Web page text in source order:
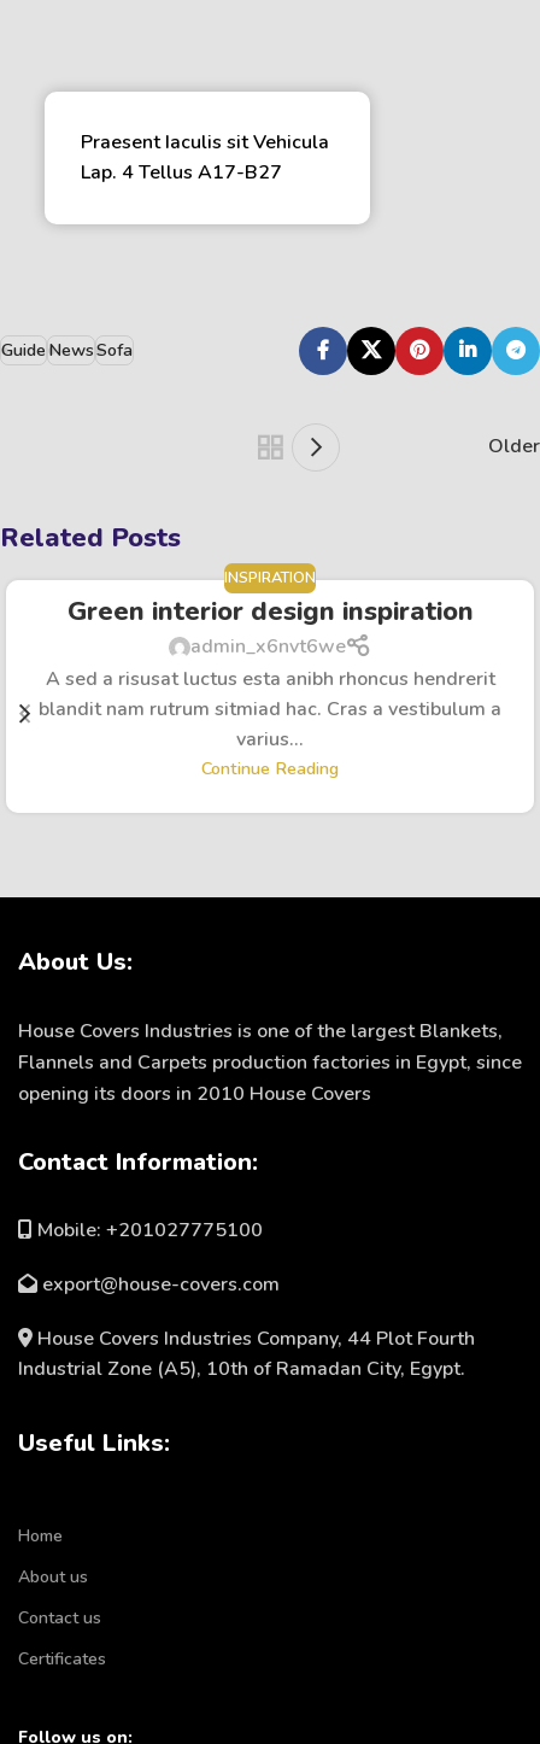
Praesent Iaculis sit Vehicula
Lap. 4 Tellus A17-B27
GuideNewsSofa
Older
Related Posts
INSPIRATION
Green interior design inspiration
admin_x6nvt6we
A sed a risusat luctus esta anibh rhoncus hendrerit
blandit nam rutrum sitmiad hac. Cras a vestibulum a
varius...
Continue Reading
About Us:
House Covers Industries is one of the largest Blankets,
Flannels and Carpets production factories in Egypt, since
opening its doors in 2010 House Covers
Contact Information:
Mobile: +201027775100
export@house-covers.com
House Covers Industries Company, 44 Plot Fourth
Industrial Zone (A5), 10th of Ramadan City, Egypt.
Useful Links:
Home
About us
Contact us
Certificates
Follow us on: